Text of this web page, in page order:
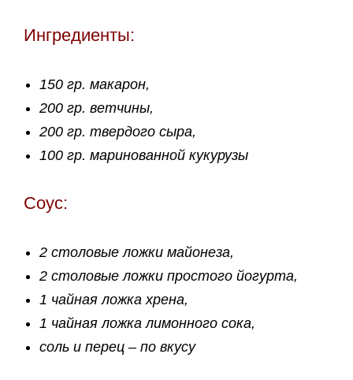
Ингредиенты:
150 гр. макарон,
200 гр. ветчины,
200 гр. твердого сыра,
100 гр. маринованной кукурузы
Соус:
2 столовые ложки майонеза,
2 столовые ложки простого йогурта,
1 чайная ложка хрена,
1 чайная ложка лимонного сока,
соль и перец – по вкусу